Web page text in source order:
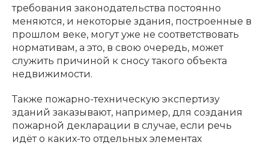
требования законодательства постоянно
меняются, и некоторые здания, построенные в
прошлом веке, могут уже не соответствовать
нормативам, а это, в свою очередь, может
служить причиной к сносу такого объекта
недвижимости.
Также пожарно-техническую экспертизу
зданий заказывают, например, для создания
пожарной декларации в случае, если речь
идёт о каких-то отдельных элементах